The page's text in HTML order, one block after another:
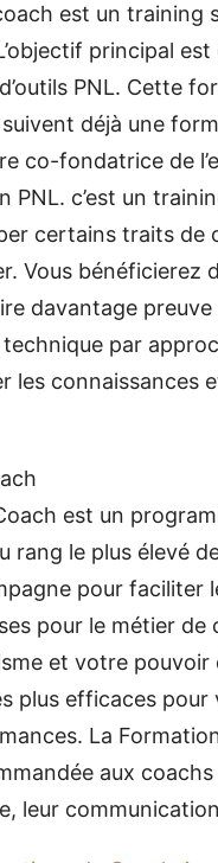
est un training
principal
PNL. Cette
déjà une
co-fondatrice de
PNL. c’est un
certains traits de
Vous bénéficierez
davantage
par
les connaissances
est un
rang le plus élevé
pour faciliter
pour le métier de
et votre pouvoir
plus efficaces
La
aux
leur